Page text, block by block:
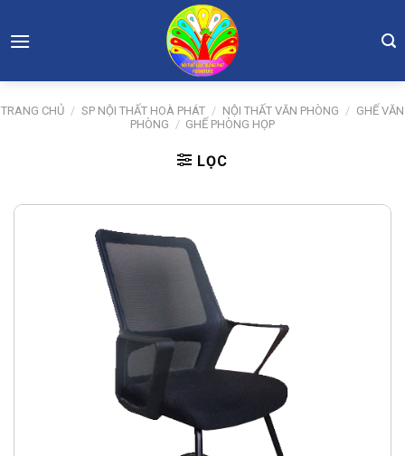
to
TRANG CHỦ / SP NỘI THẤT HOÀ PHÁT / NỘI THẤT VĂN PHÒNG / GHẾ VĂN
PHÒNG / GHẾ PHÒNG HỌP
LỌC